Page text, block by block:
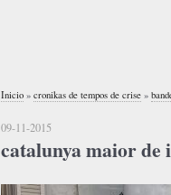
Inicio » cronikas de tempos de crise »
09-11-2015
catalunya maior de